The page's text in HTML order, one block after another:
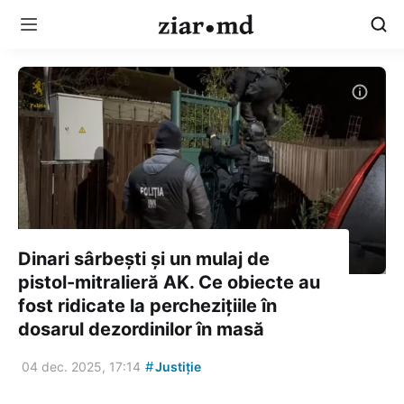
Dinari sârbești și un mulaj de
pistol-mitralieră AK. Ce obiecte au
fost ridicate la perchezițiile în
dosarul dezordinilor în masă
04 dec. 2025, 17:14 #Justiție